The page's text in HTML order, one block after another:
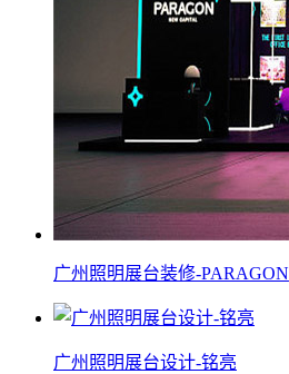
广州照明展台装修-PARAGON
广州照明展台设计-铭亮